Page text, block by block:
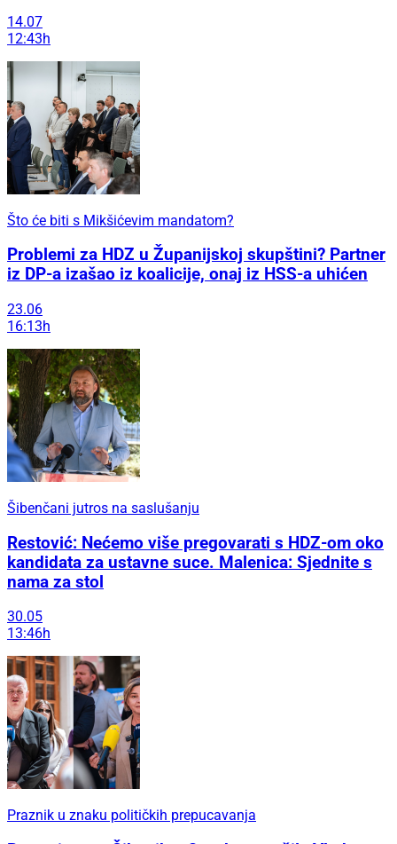
14.07
12:43h
Što će biti s Mikšićevim mandatom?
Problemi za HDZ u Županijskoj skupštini? Partner
iz DP-a izašao iz koalicije, onaj iz HSS-a uhićen
23.06
16:13h
Šibenčani jutros na saslušanju
Restović: Nećemo više pregovarati s HDZ-om oko
kandidata za ustavne suce. Malenica: Sjednite s
nama za stol
30.05
13:46h
Praznik u znaku političkih prepucavanja